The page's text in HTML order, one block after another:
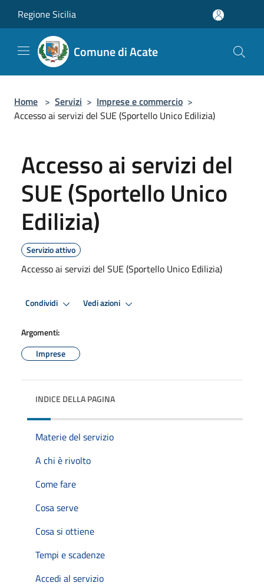
Regione Sicilia
Comune di Acate
Home > Servizi > Imprese e commercio >
Accesso ai servizi del SUE (Sportello Unico Edilizia)
Accesso ai servizi del
SUE (Sportello Unico
Edilizia)
Servizio attivo
Accesso ai servizi del SUE (Sportello Unico Edilizia)
Condividi Vedi azioni
Argomenti:
Imprese
INDICE DELLA PAGINA
Materie del servizio
A chi è rivolto
Come fare
Cosa serve
Cosa si ottiene
Tempi e scadenze
Accedi al servizio